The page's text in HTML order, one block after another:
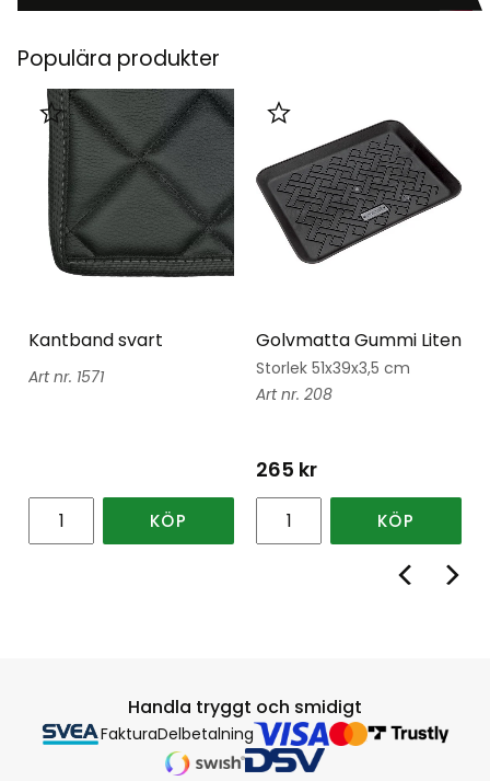
Populära produkter
Kantband svart
1571
Lägg till i favoriter
KÖP
Golvmatta Gummi Liten
Storlek 51x39x3,5 cm
208
265 kr
Lägg till i favoriter
KÖP
Handla tryggt och smidigt
FakturaDelbetalning